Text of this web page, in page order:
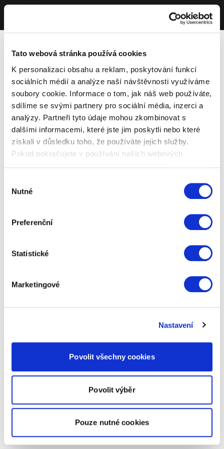
Tato webová stránka používá cookies
K personalizaci obsahu a reklam, poskytování funkcí
sociálních médií a analýze naší návštěvnosti využíváme
soubory cookie. Informace o tom, jak náš web používáte,
sdílíme se svými partnery pro sociální média, inzerci a
analýzy. Partneři tyto údaje mohou zkombinovat s
dalšími informacemi, které jste jim poskytli nebo které
získali v důsledku toho, že používáte jejich služby.
Pokud pokračujete v používání našich webových
souhlasu
Nutné
Preferenční
Statistické
Marketingové
Nastavení
Povolit všechny cookies
Povolit výběr
Pouze nutné cookies